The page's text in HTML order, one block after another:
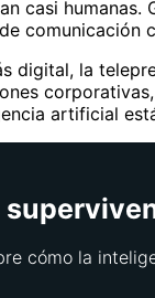
casi
comunicación
digital, la
artificial
cómo la